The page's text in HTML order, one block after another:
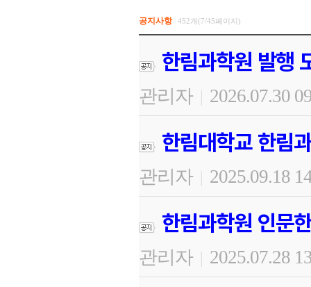
공지사항 452개(7/45페이지)
한림과학원 발행
관리자 | 2026.07.30
한림대학교 한림
관리자 | 2025.09.18
한림과학원 인문
관리자 | 2025.07.28